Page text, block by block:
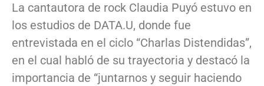
La cantautora de rock Claudia Puyó estuvo en
los estudios de DATA.U, donde fue
entrevistada en el ciclo “Charlas Distendidas”,
en el cual habló de su trayectoria y destacó la
importancia de “juntarnos y seguir haciendo